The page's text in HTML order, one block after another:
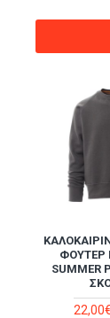
ΦΟΎΤΕΡ
SUMMER
22,00€